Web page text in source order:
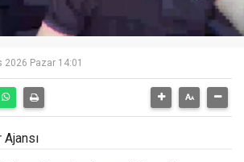
2026 Pazar 14:01